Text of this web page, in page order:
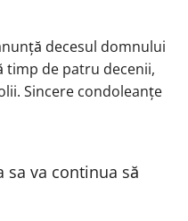
decesul domnului
timp de patru decenii,
Sincere condoleanțe
va continua să